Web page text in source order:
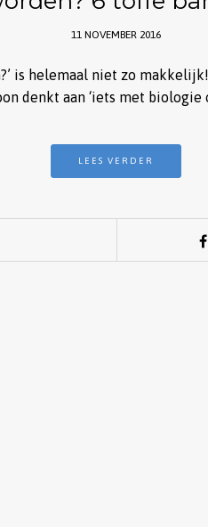
11 NOVEMBER 2016
is helemaal niet zo
denkt aan ‘iets met
LEES VERDER